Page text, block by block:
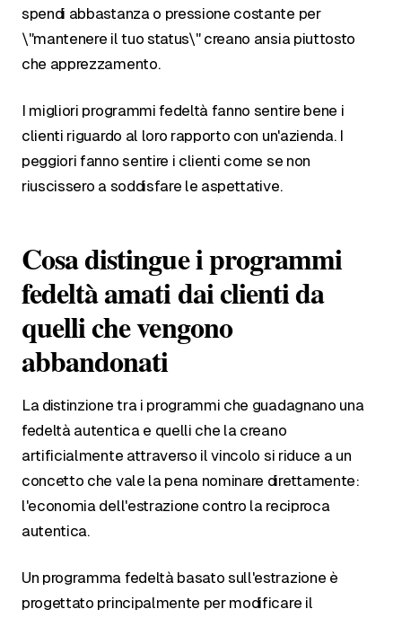
spendi abbastanza o pressione costante per
\"mantenere il tuo status\" creano ansia piuttosto
che apprezzamento.
I migliori programmi fedeltà fanno sentire bene i
clienti riguardo al loro rapporto con un'azienda. I
peggiori fanno sentire i clienti come se non
riuscissero a soddisfare le aspettative.
Cosa distingue i programmi
fedeltà amati dai clienti da
quelli che vengono
abbandonati
La distinzione tra i programmi che guadagnano una
fedeltà autentica e quelli che la creano
artificialmente attraverso il vincolo si riduce a un
concetto che vale la pena nominare direttamente:
l'economia dell'estrazione contro la reciproca
autentica.
Un programma fedeltà basato sull'estrazione è
progettato principalmente per modificare il